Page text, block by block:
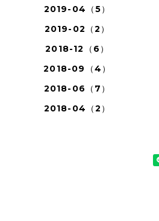
2019-04（5）
2019-02（2）
2018-12（6）
2018-09（4）
2018-06（7）
2018-04（2）